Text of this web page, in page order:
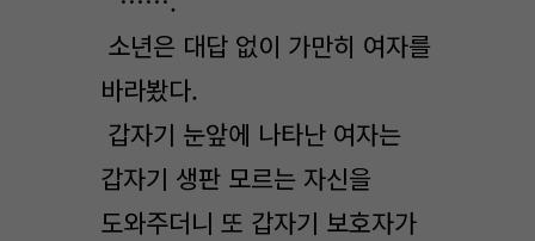
소년은 대답 없이 가만히 여자를
바라봤다.
갑자기 눈앞에 나타난 여자는
갑자기 생판 모르는 자신을
도와주더니 또 갑자기 보호자가